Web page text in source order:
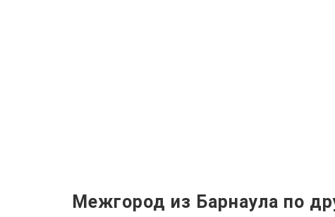
Межгород из Барнаула по